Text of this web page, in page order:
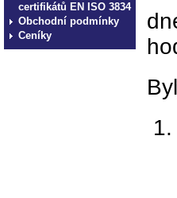
certifikátů EN ISO 3834
Obchodní podmínky
Ceníky